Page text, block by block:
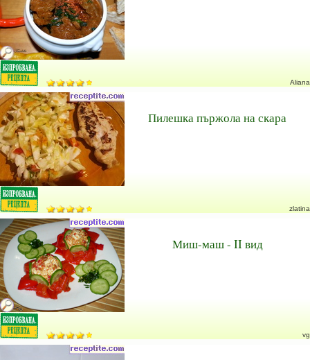
Aliana
Пилешка пържола на скара
zlatina
Миш-маш - II вид
vg